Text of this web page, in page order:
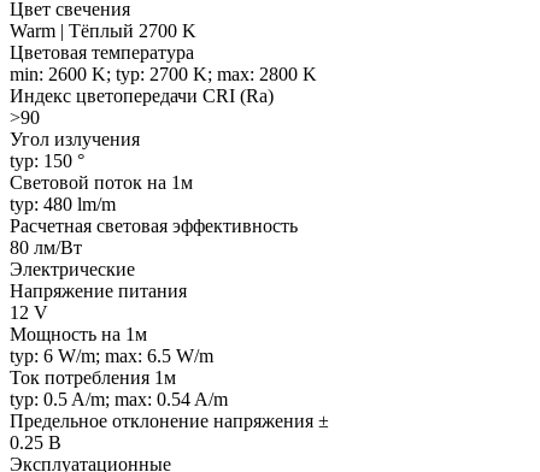
Цвет свечения
Warm | Тёплый 2700 K
Цветовая температура
min: 2600 K; typ: 2700 K; max: 2800 K
Индекс цветопередачи CRI (Ra)
>90
Угол излучения
typ: 150 °
Световой поток на 1м
typ: 480 lm/m
Расчетная световая эффективность
80 лм/Вт
Электрические
Напряжение питания
12 V
Мощность на 1м
typ: 6 W/m; max: 6.5 W/m
Ток потребления 1м
typ: 0.5 A/m; max: 0.54 A/m
Предельное отклонение напряжения ±
0.25 В
Эксплуатационные